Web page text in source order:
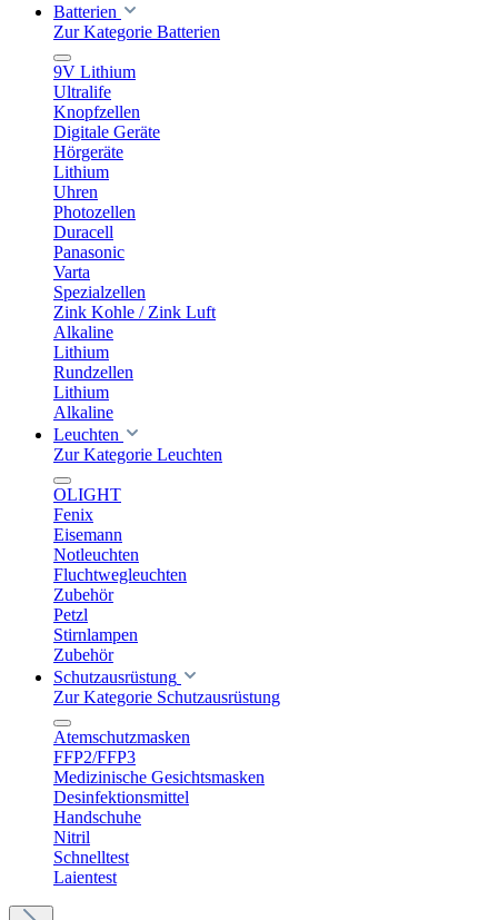
Batterien
Zur Kategorie Batterien
9V Lithium
Ultralife
Knopfzellen
Digitale Geräte
Hörgeräte
Lithium
Uhren
Photozellen
Duracell
Panasonic
Varta
Spezialzellen
Zink Kohle / Zink Luft
Alkaline
Lithium
Rundzellen
Lithium
Alkaline
Leuchten
Zur Kategorie Leuchten
OLIGHT
Fenix
Eisemann
Notleuchten
Fluchtwegleuchten
Zubehör
Petzl
Stirnlampen
Zubehör
Schutzausrüstung
Zur Kategorie Schutzausrüstung
Atemschutzmasken
FFP2/FFP3
Medizinische Gesichtsmasken
Desinfektionsmittel
Handschuhe
Nitril
Schnelltest
Laientest